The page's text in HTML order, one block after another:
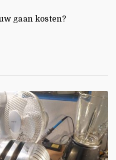
gaan kosten?